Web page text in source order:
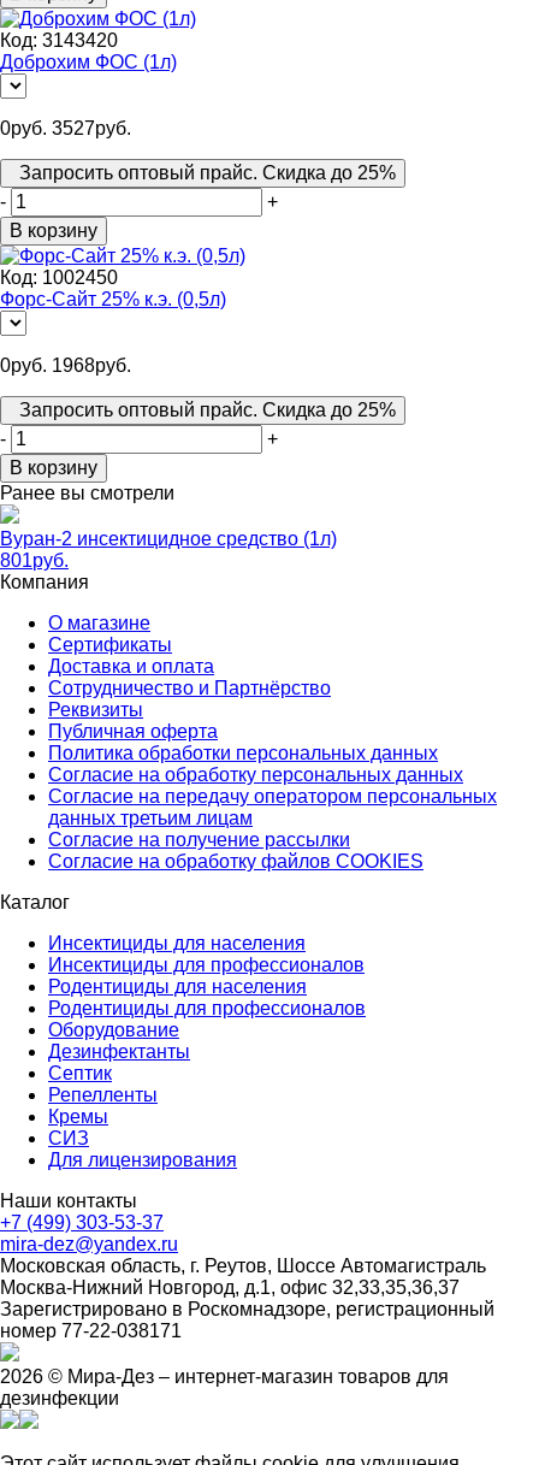
Код: 3143420
Доброхим ФОС (1л)
0руб. 3527руб.
Запросить оптовый прайс. Скидка до 25%
-
+
В корзину
Код: 1002450
Форс-Сайт 25% к.э. (0,5л)
0руб. 1968руб.
Запросить оптовый прайс. Скидка до 25%
-
+
В корзину
Ранее вы смотрели
Вуран-2 инсектицидное средство (1л)
801руб.
Компания
О магазине
Сертификаты
Доставка и оплата
Сотрудничество и Партнёрство
Реквизиты
Публичная оферта
Политика обработки персональных данных
Согласие на обработку персональных данных
Согласие на передачу оператором персональных
данных третьим лицам
Согласие на получение рассылки
Согласие на обработку файлов COOKIES
Каталог
Инсектициды для населения
Инсектициды для профессионалов
Родентициды для населения
Родентициды для профессионалов
Оборудование
Дезинфектанты
Септик
Репелленты
Кремы
СИЗ
Для лицензирования
Наши контакты
+7 (499) 303-53-37
mira-dez@yandex.ru
Московская область, г. Реутов, Шоссе Автомагистраль
Москва-Нижний Новгород, д.1, офис 32,33,35,36,37
Зарегистрировано в Роскомнадзоре, регистрационный
номер 77-22-038171
2026 © Мира-Дез – интернет-магазин товаров для
дезинфекции